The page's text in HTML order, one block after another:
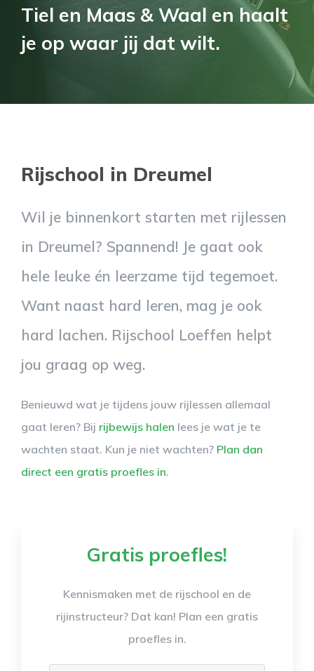
Tiel en Maas & Waal en haalt
je op waar jij dat wilt.
Rijschool in Dreumel
Wil je binnenkort starten met rijlessen
in Dreumel? Spannend! Je gaat ook
hele leuke én leerzame tijd tegemoet.
Want naast hard leren, mag je ook
hard lachen. Rijschool Loeffen helpt
jou graag op weg.
Benieuwd wat je tijdens jouw rijlessen allemaal
gaat leren? Bij rijbewijs halen lees je wat je te
wachten staat. Kun je niet wachten? Plan dan
direct een gratis proefles in.
Gratis proefles!
Kennismaken met de rijschool en de
rijinstructeur? Dat kan! Plan een gratis
proefles in.